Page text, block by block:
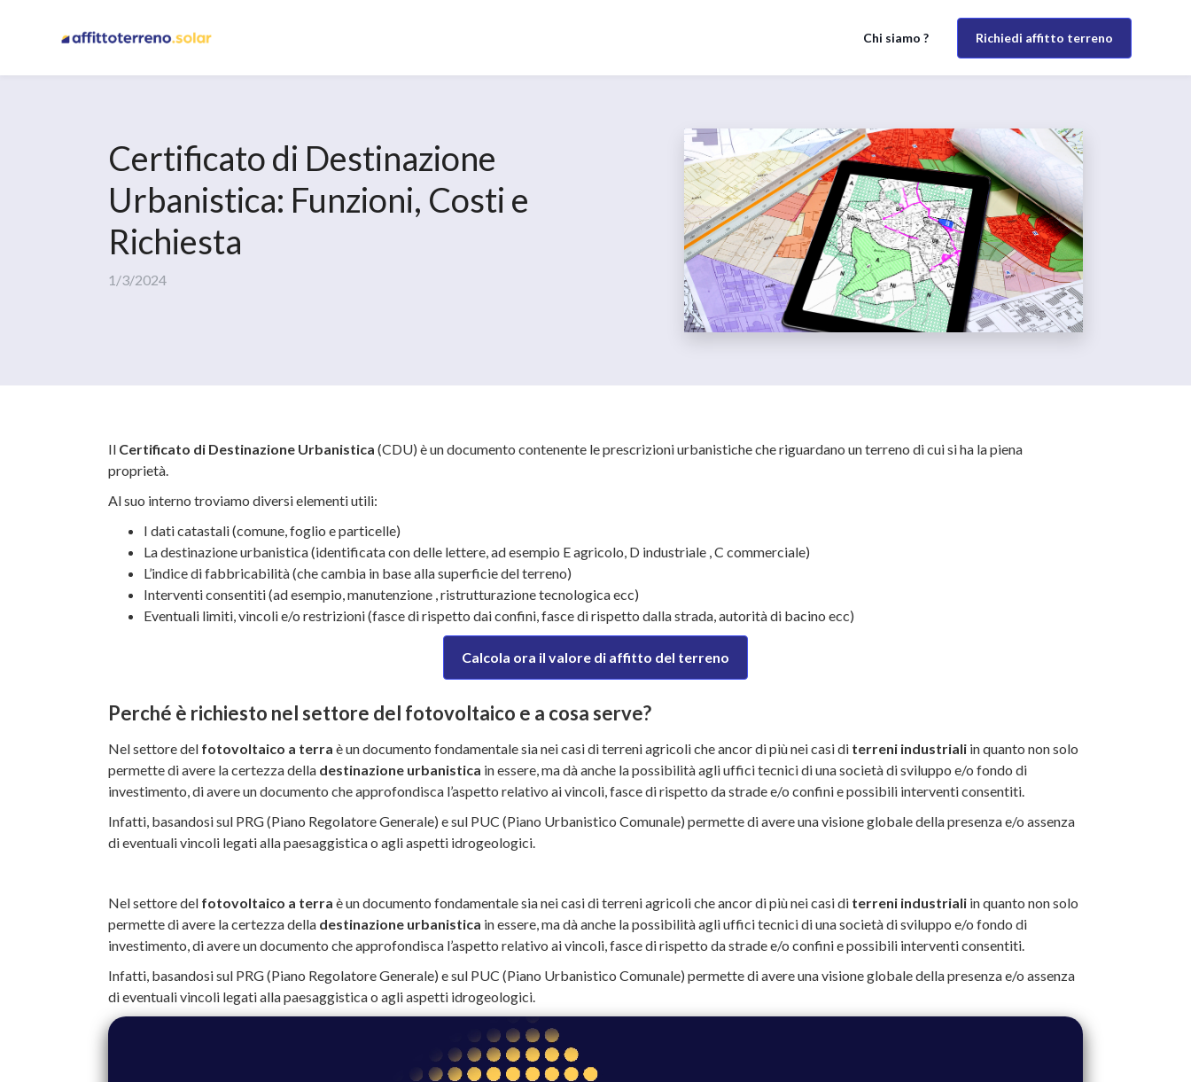
Chi siamo ? Richiedi affitto terreno
Certificato di Destinazione
Urbanistica: Funzioni, Costi e
Richiesta
1/3/2024
Il Certificato di Destinazione Urbanistica (CDU) è un documento contenente le prescrizioni urbanistiche che riguardano un terreno di cui si ha la piena
proprietà.
Al suo interno troviamo diversi elementi utili:
I dati catastali (comune, foglio e particelle)
La destinazione urbanistica (identificata con delle lettere, ad esempio E agricolo, D industriale , C commerciale)
L’indice di fabbricabilità (che cambia in base alla superficie del terreno)
Interventi consentiti (ad esempio, manutenzione , ristrutturazione tecnologica ecc)
Eventuali limiti, vincoli e/o restrizioni (fasce di rispetto dai confini, fasce di rispetto dalla strada, autorità di bacino ecc)
Calcola ora il valore di affitto del terreno
Perché è richiesto nel settore del fotovoltaico e a cosa serve?
Nel settore del fotovoltaico a terra è un documento fondamentale sia nei casi di terreni agricoli che ancor di più nei casi di terreni industriali in quanto non solo
permette di avere la certezza della destinazione urbanistica in essere, ma dà anche la possibilità agli uffici tecnici di una società di sviluppo e/o fondo di
investimento, di avere un documento che approfondisca l’aspetto relativo ai vincoli, fasce di rispetto da strade e/o confini e possibili interventi consentiti.
Infatti, basandosi sul PRG (Piano Regolatore Generale) e sul PUC (Piano Urbanistico Comunale) permette di avere una visione globale della presenza e/o assenza
di eventuali vincoli legati alla paesaggistica o agli aspetti idrogeologici.
Nel settore del fotovoltaico a terra è un documento fondamentale sia nei casi di terreni agricoli che ancor di più nei casi di terreni industriali in quanto non solo
permette di avere la certezza della destinazione urbanistica in essere, ma dà anche la possibilità agli uffici tecnici di una società di sviluppo e/o fondo di
investimento, di avere un documento che approfondisca l’aspetto relativo ai vincoli, fasce di rispetto da strade e/o confini e possibili interventi consentiti.
Infatti, basandosi sul PRG (Piano Regolatore Generale) e sul PUC (Piano Urbanistico Comunale) permette di avere una visione globale della presenza e/o assenza
di eventuali vincoli legati alla paesaggistica o agli aspetti idrogeologici.